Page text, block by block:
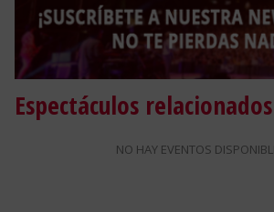
Espectáculos relacionados
NO HAY EVENTOS